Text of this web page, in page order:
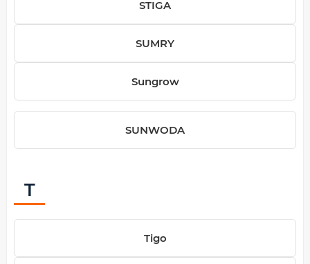
STIGA
SUMRY
Sungrow
SUNWODA
T
Tigo